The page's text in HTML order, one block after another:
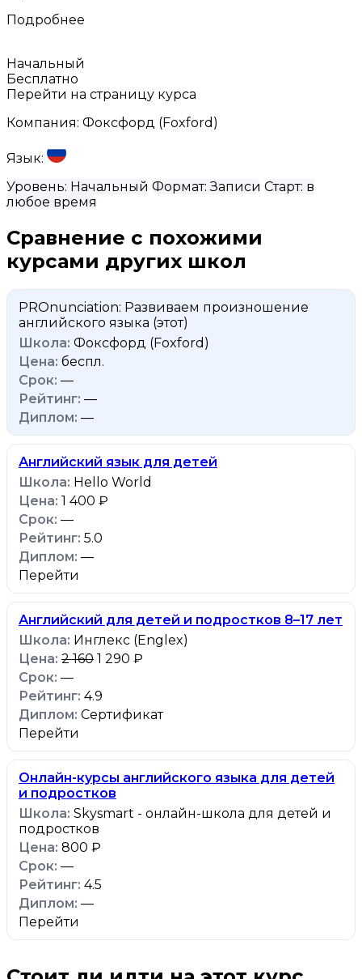
Подробнее
Начальный
Бесплатно
Перейти на страницу курса
Компания: Фоксфорд (Foxford)
Язык:
Уровень: Начальный Формат: Записи Старт: в
любое время
Сравнение с похожими
курсами других школ
PROnunciation: Развиваем произношение
английского языка (этот)
Фоксфорд (Foxford)
беспл.
—
—
—
Английский язык для детей
Hello World
1 400 ₽
—
5.0
—
Перейти
Английский для детей и подростков 8–17 лет
Инглекс (Englex)
2 160 1 290 ₽
—
4.9
Сертификат
Перейти
Онлайн-курсы английского языка для детей
и подростков
Skysmart - онлайн-школа для детей и
подростков
800 ₽
—
4.5
—
Перейти